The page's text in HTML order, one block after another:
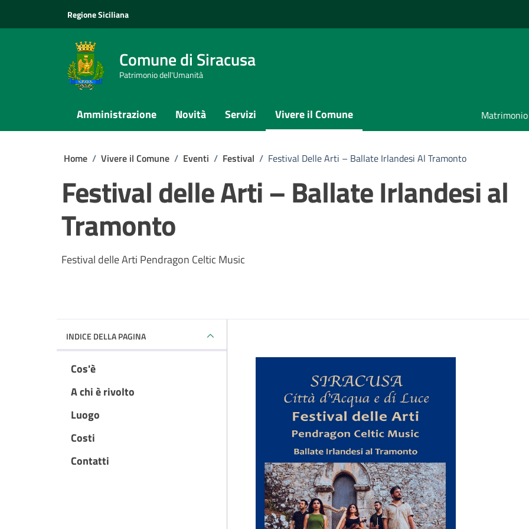
Regione Siciliana
Comune di Siracusa
Patrimonio dell'Umanità
Amministrazione Novità Servizi Vivere il Comune Matrimonio
Home / Vivere il Comune / Eventi / Festival / Festival Delle Arti – Ballate Irlandesi Al Tramonto
Festival delle Arti – Ballate Irlandesi al
Tramonto
Festival delle Arti Pendragon Celtic Music
INDICE DELLA PAGINA
Cos'è
A chi è rivolto
Luogo
Costi
Contatti